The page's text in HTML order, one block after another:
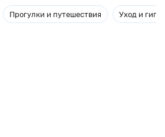
Прогулки и путешествия Уход и